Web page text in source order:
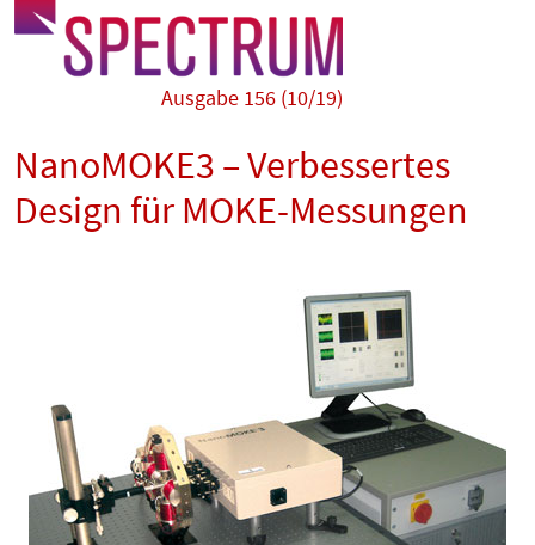
Ausgabe 156 (10/19)
NanoMOKE3 – Verbessertes
Design für MOKE-Messungen